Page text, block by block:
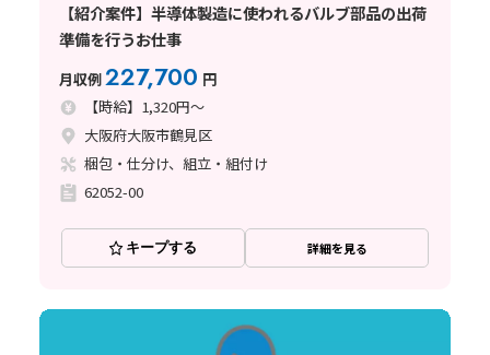
【紹介案件】半導体製造に使われるバルブ部品の出荷
準備を行うお仕事
月収例227,700 円
【時給】1,320円～
大阪府大阪市鶴見区
梱包・仕分け、組立・組付け
62052-00
キープする 詳細を見る